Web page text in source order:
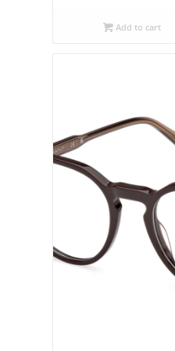
Add to cart